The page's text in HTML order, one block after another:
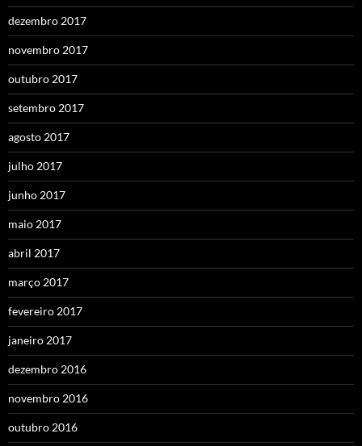
dezembro 2017
novembro 2017
outubro 2017
setembro 2017
agosto 2017
julho 2017
junho 2017
maio 2017
abril 2017
março 2017
fevereiro 2017
janeiro 2017
dezembro 2016
novembro 2016
outubro 2016